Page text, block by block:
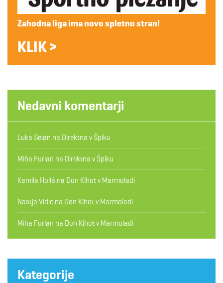
Zahodna liga ima novo spletno stran!
KLIK >
Nedavni komentarji
Luka Selan na Direktna v Špiku
Miha Furlan na Direktna v Špiku
Kamila Hollá na Don Kihot v Marmoladi
Nastja Vidic na Don Kihot v Marmoladi
Miha Furlan na Don Kihot v Marmoladi
Kategorije